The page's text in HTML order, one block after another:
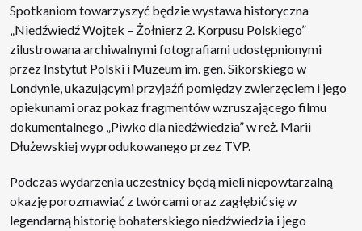
Spotkaniom towarzyszyć będzie wystawa historyczna
„Niedźwiedź Wojtek – Żołnierz 2. Korpusu Polskiego”
zilustrowana archiwalnymi fotografiami udostępnionymi
przez Instytut Polski i Muzeum im. gen. Sikorskiego w
Londynie, ukazującymi przyjaźń pomiędzy zwierzęciem i jego
opiekunami oraz pokaz fragmentów wzruszającego filmu
dokumentalnego „Piwko dla niedźwiedzia” w reż. Marii
Dłużewskiej wyprodukowanego przez TVP.
Podczas wydarzenia uczestnicy będą mieli niepowtarzalną
okazję porozmawiać z twórcami oraz zagłębić się w
legendarną historię bohaterskiego niedźwiedzia i jego